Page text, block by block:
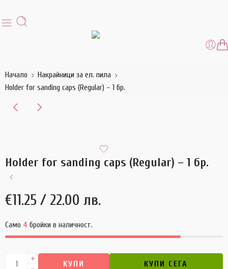
Начало
Накрайници за ел. пила
Holder for sanding caps (Regular) – 1 бр.
Holder for sanding caps (Regular) – 1 бр.
€11.25 / 22.00 лв.
Само 4 бройки в наличност.
КУПИ КУПИ СЕГА